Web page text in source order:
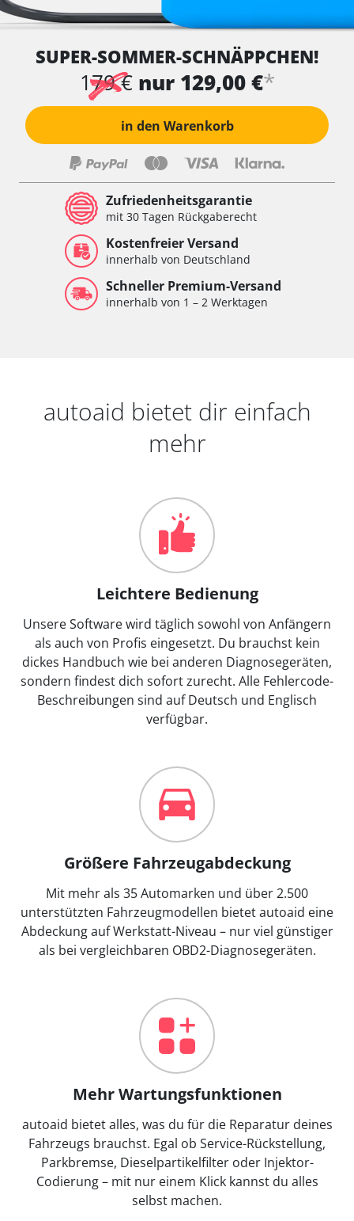
SUPER-SOMMER-SCHNÄPPCHEN!
179 € nur 129,00 €*
in den Warenkorb
Zufriedenheitsgarantie
mit 30 Tagen Rückgaberecht
Kostenfreier Versand
innerhalb von Deutschland
Schneller Premium-Versand
innerhalb von 1 – 2 Werktagen
autoaid bietet dir einfach
mehr
Leichtere Bedienung
Unsere Software wird täglich sowohl von Anfängern
als auch von Profis eingesetzt. Du brauchst kein
dickes Handbuch wie bei anderen Diagnosegeräten,
sondern findest dich sofort zurecht. Alle Fehlercode-
Beschreibungen sind auf Deutsch und Englisch
verfügbar.
Größere Fahrzeugabdeckung
Mit mehr als 35 Automarken und über 2.500
unterstützten Fahrzeugmodellen bietet autoaid eine
Abdeckung auf Werkstatt-Niveau – nur viel günstiger
als bei vergleichbaren OBD2-Diagnosegeräten.
Mehr Wartungsfunktionen
autoaid bietet alles, was du für die Reparatur deines
Fahrzeugs brauchst. Egal ob Service-Rückstellung,
Parkbremse, Dieselpartikelfilter oder Injektor-
Codierung – mit nur einem Klick kannst du alles
selbst machen.